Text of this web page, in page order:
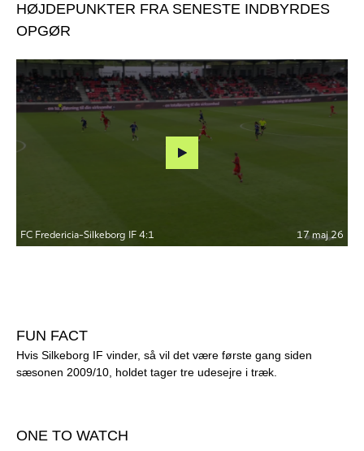
HØJDEPUNKTER FRA SENESTE INDBYRDES
OPGØR
FUN FACT
Hvis Silkeborg IF vinder, så vil det være første gang siden
sæsonen 2009/10, holdet tager tre udesejre i træk.
ONE TO WATCH